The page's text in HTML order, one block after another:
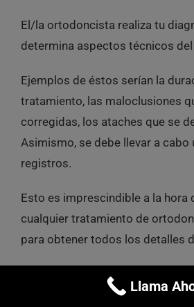
El/la ortodoncista realiza tu
determina aspectos técnicos
Ejemplos de éstos serían la
tratamiento, las maloclusiones
corregidas, los ataches que se
Asimismo, se debe llevar a cabo
registros.
Esto es imprescindible a la hora
cualquier tratamiento de
para obtener todos los detalles
Envío de registros
Llama